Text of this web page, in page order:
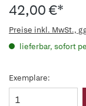
42,00 €*
Preise inkl. MwSt.,
lieferbar, sofort
Exemplare: